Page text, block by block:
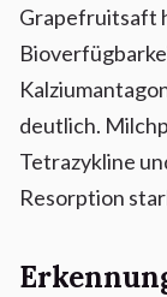
Grapefruitsaft
deutlich.
Tetrazykline
Resorption